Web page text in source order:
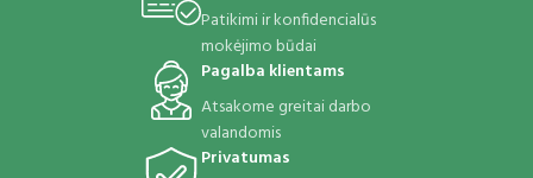
Patikimi ir konfidencialūs
mokėjimo būdai
Pagalba klientams
Atsakome greitai darbo
valandomis
Privatumas